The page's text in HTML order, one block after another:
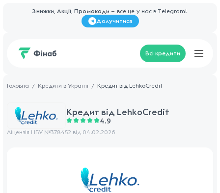
Знижки, Акції, Промокоди — все це у нас в Telegram!
Долучитися
Всі кредити
Головна Кредити в Україні Кредит від LehkoCredit
Кредит від LehkoCredit
4.9
Ліцензія НБУ №378452 від 04.02.2026